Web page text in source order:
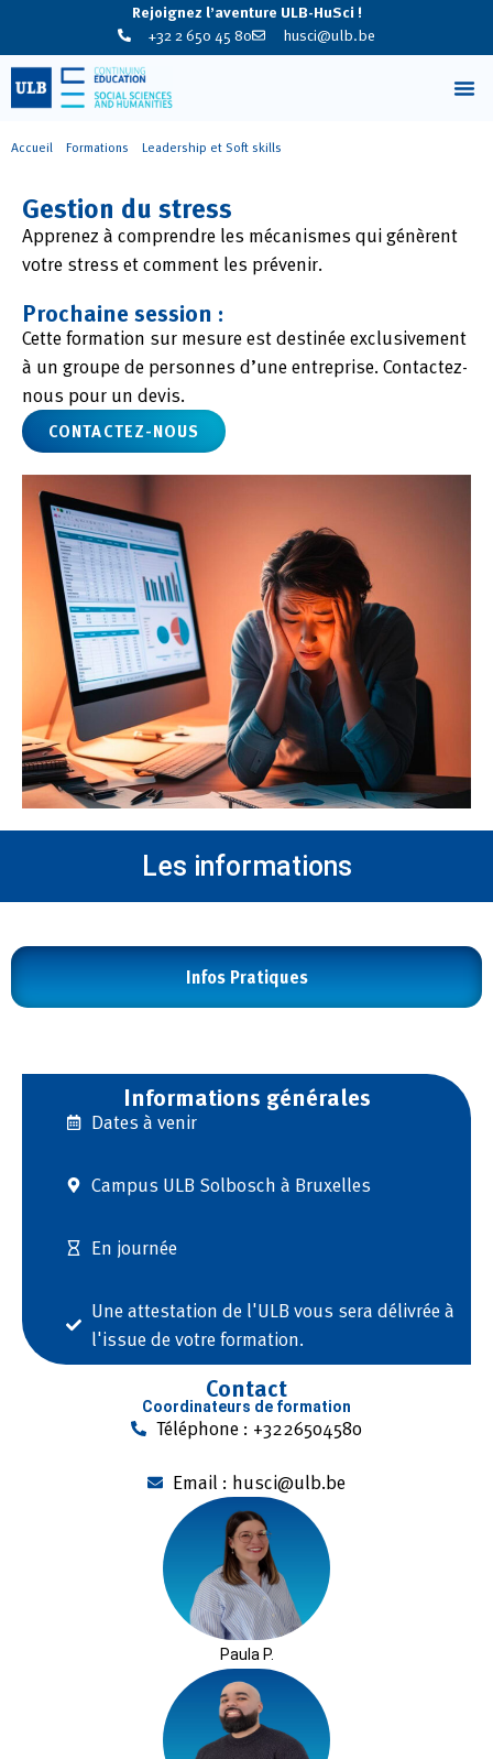
Rejoignez l’aventure ULB-HuSci !
+32 2 650 45 80
husci@ulb.be
Accueil Formations Leadership et Soft skills
Gestion du stress
Apprenez à comprendre les mécanismes qui génèrent
votre stress et comment les prévenir.
Prochaine session :
Cette formation sur mesure est destinée exclusivement
à un groupe de personnes d’une entreprise. Contactez-
nous pour un devis.
CONTACTEZ-NOUS
Les informations
Infos Pratiques
Informations générales
Dates à venir
Campus ULB Solbosch à Bruxelles
En journée
Une attestation de l'ULB vous sera délivrée à
l'issue de votre formation.​
Contact
Coordinateurs de formation
Téléphone : +3226504580
Email : husci@ulb.be
Paula P.